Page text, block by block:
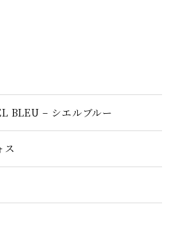
BLEU – シエルブルー
ス